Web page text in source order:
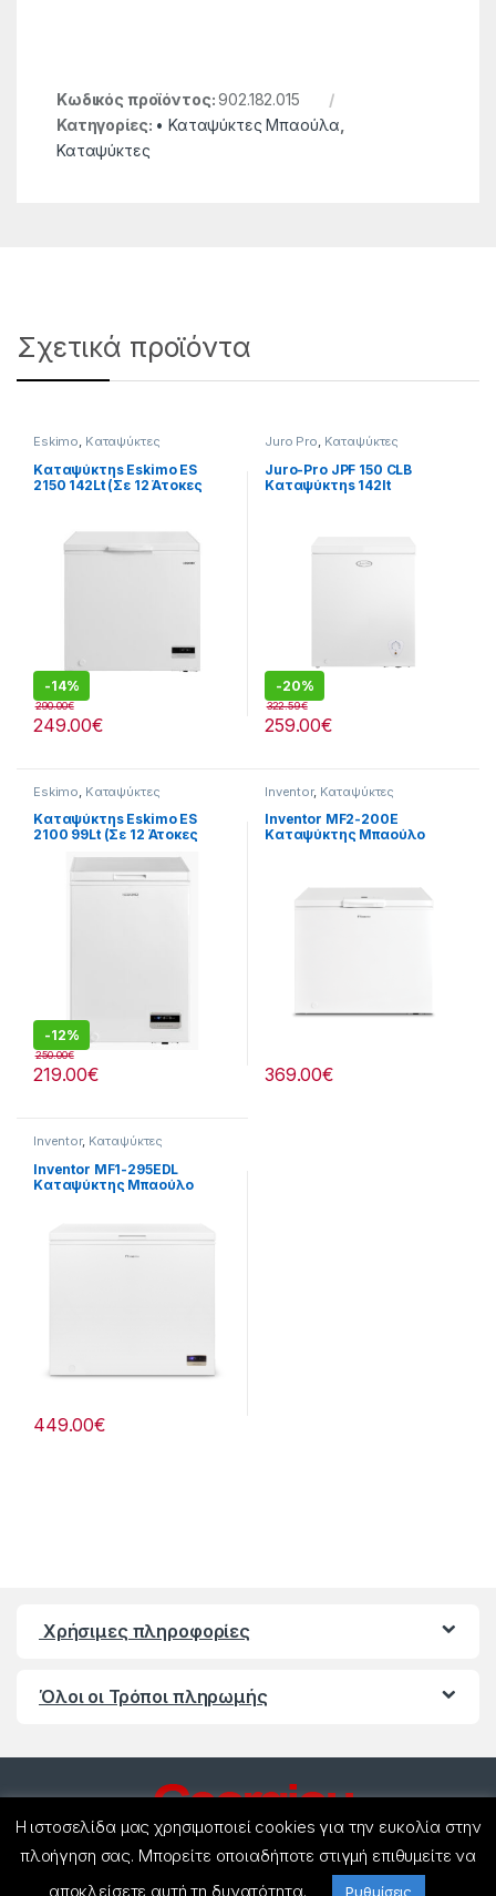
Κωδικός προϊόντος:902.182.015
Κατηγορίες: • Καταψύκτες Μπαούλα
Καταψύκτες
Σχετικά προϊόντα
Eskimo, Καταψύκτες
Καταψύκτηs Eskimo ES
2150 142Lt (Σε 12 Άτοκες
-14%
249.00€
290.00€
Juro Pro, Καταψύκτες
Juro-Pro JPF 150 CLB
Καταψύκτηs 142lt
-20%
259.00€
322.59€
Eskimo Καταψύκτες
Καταψύκτηs Eskimo ES
2100 99Lt (Σε 12 Άτοκες
-12%
219.00€
250.00€
Inventor, Καταψύκτες
Inventor MF2-200E
Καταψύκτης Μπαούλο
369.00€
Inventor, Καταψύκτες
Inventor MF1-295EDL
Καταψύκτης Μπαούλο
449.00€
Χρήσιμες πληροφορίες
Όλοι οι Τρόποι πληρωμής
Η ιστοσελίδα μας χρησιμοποιεί cookies για την ευκολία στην
πλοήγηση σας. Μπορείτε οποιαδήποτε στιγμή επιθυμείτε να
αποκλείσετε αυτή τη δυνατότητα.
Ρυθμίσεις